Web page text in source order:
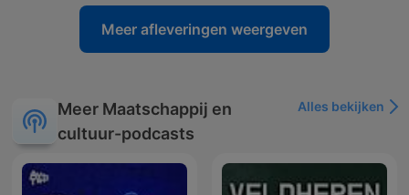
Meer afleveringen weergeven
Meer Maatschappij en
cultuur-podcasts
Alles bekijken